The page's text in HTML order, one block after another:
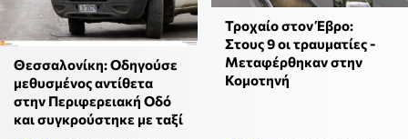
Θεσσαλονίκη: Οδηγούσε
μεθυσμένος αντίθετα
στην Περιφερειακή Οδό
και συγκρούστηκε με ταξί
Τροχαίο στον Έβρο:
Στους 9 οι τραυματίες -
Μεταφέρθηκαν στην
Κομοτηνή